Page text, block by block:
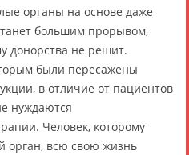
органы на основе даже
большим прорывом,
донорства не решит.
были пересажены
в отличие от пациентов
нуждаются
Человек, которому
орган, всю свою жизнь